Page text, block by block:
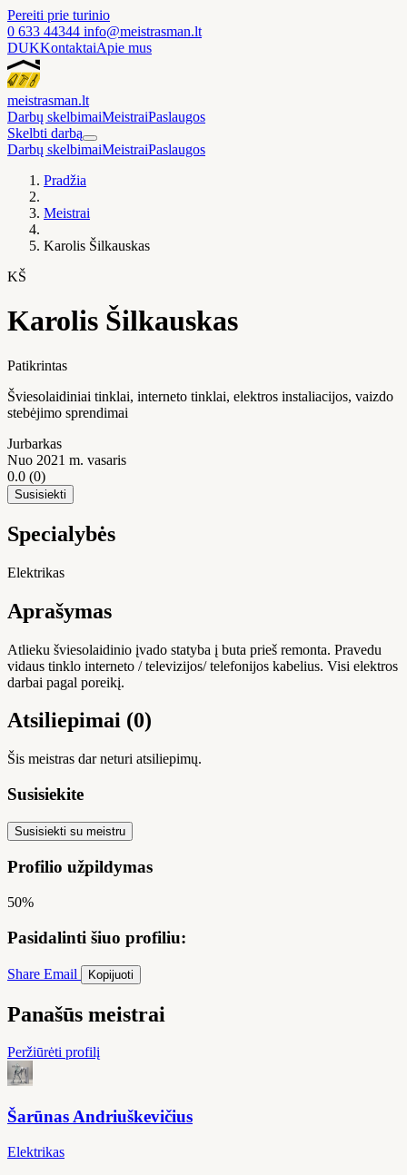
Pereiti prie turinio
0 633 44344 info@meistrasman.lt
DUKKontaktaiApie mus
meistrasman.lt
Darbų skelbimaiMeistraiPaslaugos
Skelbti darbą
Darbų skelbimaiMeistraiPaslaugos
Pradžia
Meistrai
Karolis Šilkauskas
KŠ
Karolis Šilkauskas
Patikrintas
Šviesolaidiniai tinklai, interneto tinklai, elektros instaliacijos, vaizdo
stebėjimo sprendimai
Jurbarkas
Nuo 2021 m. vasaris
0.0 (0)
Susisiekti
Specialybės
Elektrikas
Aprašymas
Atlieku šviesolaidinio įvado statyba į buta prieš remonta. Pravedu
vidaus tinklo interneto / televizijos/ telefonijos kabelius. Visi elektros
darbai pagal poreikį.
Atsiliepimai (0)
Šis meistras dar neturi atsiliepimų.
Susisiekite
Susisiekti su meistru
Profilio užpildymas
50%
Pasidalinti šiuo profiliu:
Share Email Kopijuoti
Panašūs meistrai
Peržiūrėti profilį
Šarūnas Andriuškevičius
Elektrikas